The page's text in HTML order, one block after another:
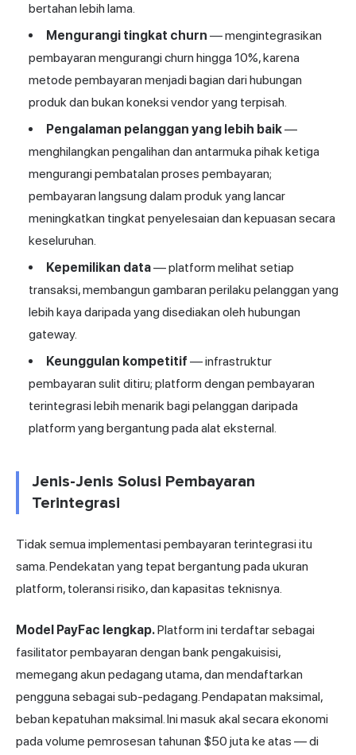
bertahan lebih lama.
Mengurangi tingkat churn — mengintegrasikan
pembayaran mengurangi churn hingga 10%, karena
metode pembayaran menjadi bagian dari hubungan
produk dan bukan koneksi vendor yang terpisah.
Pengalaman pelanggan yang lebih baik—
menghilangkan pengalihan dan antarmuka pihak ketiga
mengurangi pembatalan proses pembayaran;
pembayaran langsung dalam produk yang lancar
meningkatkan tingkat penyelesaian dan kepuasan secara
keseluruhan.
Kepemilikan data— platform melihat setiap
transaksi, membangun gambaran perilaku pelanggan yang
lebih kaya daripada yang disediakan oleh hubungan
gateway.
Keunggulan kompetitif — infrastruktur
pembayaran sulit ditiru; platform dengan pembayaran
terintegrasi lebih menarik bagi pelanggan daripada
platform yang bergantung pada alat eksternal.
Jenis-Jenis Solusi Pembayaran
Terintegrasi
Tidak semua implementasi pembayaran terintegrasi itu
sama. Pendekatan yang tepat bergantung pada ukuran
platform, toleransi risiko, dan kapasitas teknisnya.
Model PayFac lengkap.Platform ini terdaftar sebagai
fasilitator pembayaran dengan bank pengakuisisi,
memegang akun pedagang utama, dan mendaftarkan
pengguna sebagai sub-pedagang. Pendapatan maksimal,
beban kepatuhan maksimal. Ini masuk akal secara ekonomi
pada volume pemrosesan tahunan $50 juta ke atas — di